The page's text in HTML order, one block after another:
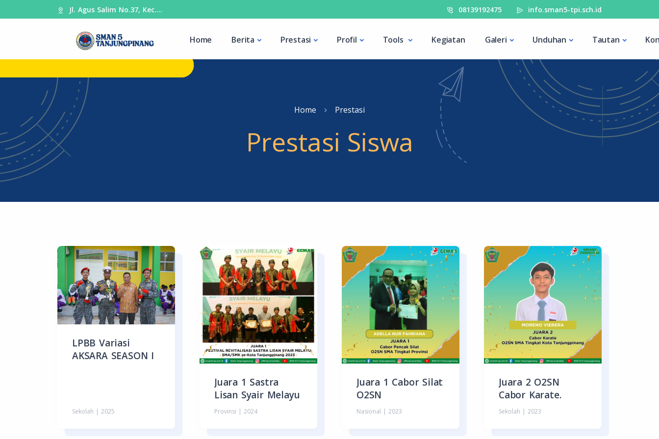
Jl. Agus Salim No.37, Kec.… 08139192475 info.sman5-tpi.sch.id
Home Berita Prestasi Profil Tools Kegiatan Galeri Unduhan Tautan
Home Prestasi
Prestasi Siswa
LPBB Variasi
AKSARA SEASON I
Sekolah | 2025
Juara 1 Sastra
Lisan Syair Melayu
Provinsi | 2024
Juara 1 Cabor Silat
O2SN
Nasional | 2023
Juara 2 O2SN
Cabor Karate.
Sekolah | 2023